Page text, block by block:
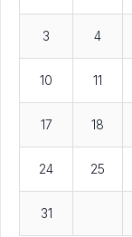
3 4
10 11
17 18
24 25
31